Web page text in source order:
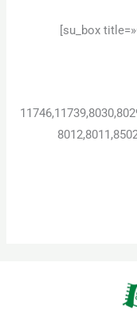
[su_box